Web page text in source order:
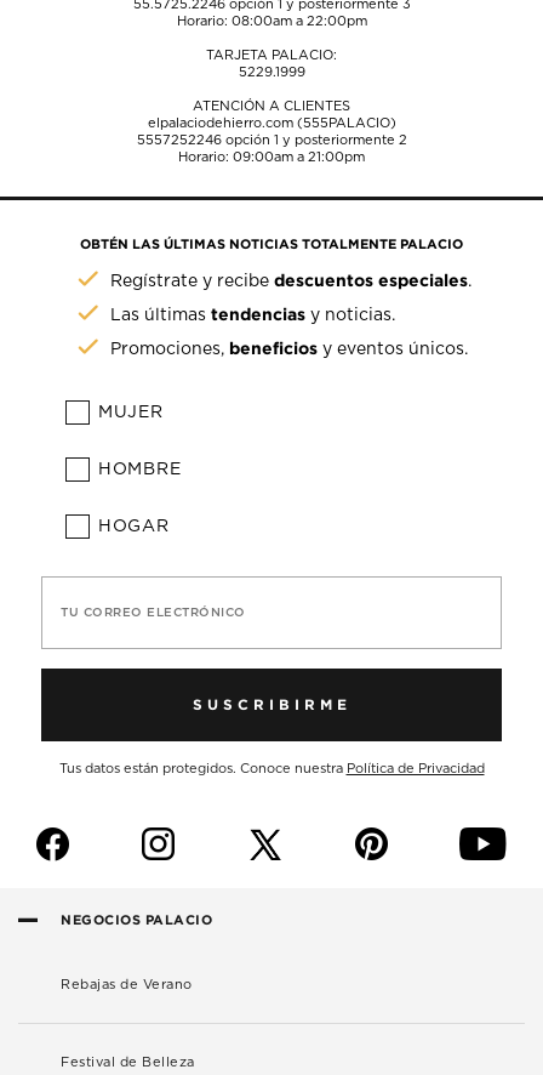
55.5725.2246opción 1 y posteriormente 3
Horario: 08:00am a 22:00pm
TARJETA PALACIO:
5229.1999
ATENCIÓN A CLIENTES
elpalaciodehierro.com (555PALACIO)
5557252246opción 1 y posteriormente 2
Horario: 09:00am a 21:00pm
OBTÉN LAS ÚLTIMAS NOTICIAS TOTALMENTE PALACIO
Regístrate y recibedescuentos especiales.
Las últimastendencias y noticias.
Promociones, beneficios y eventos únicos.
MUJER
HOMBRE
HOGAR
TU CORREO ELECTRÓNICO
SUSCRIBIRME
Tus datos están protegidos. Conoce nuestra Política de Privacidad
f i p y
NEGOCIOS PALACIO
Rebajas de Verano
Festival de Belleza